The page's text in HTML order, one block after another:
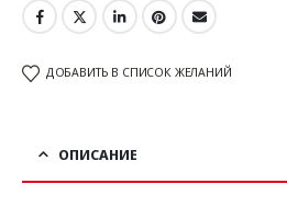
ДОБАВИТЬ В СПИСОК ЖЕЛАНИЙ
ОПИСАНИЕ